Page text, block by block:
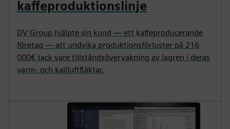
kaffeproduktionslinje
DV Group hjälpte sin kund — ett kaffeproducerande
företag — att undvika produktionsförluster på 216
000€ tack vare tillståndsövervakning av lagren i deras
varm- och kallluftfläktar.